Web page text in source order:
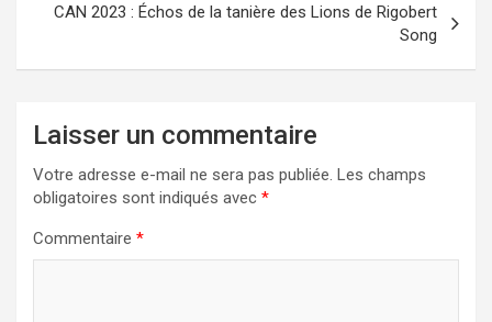
CAN 2023 : Échos de la tanière des Lions de Rigobert
Song
Laisser un commentaire
Votre adresse e-mail ne sera pas publiée. Les champs
obligatoires sont indiqués avec *
Commentaire *